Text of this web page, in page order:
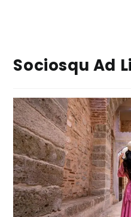
Sociosqu Ad